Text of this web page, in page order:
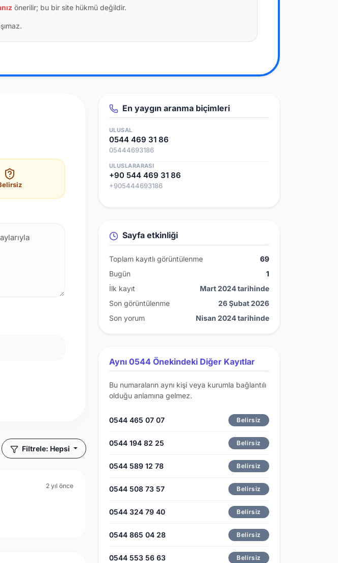
önerilir; bu bir site hükmü değildir.
Filtrele: Hepsi
2 yıl önce
En yaygın aranma biçimleri
ULUSAL
0544 469 31 86
05444693186
ULUSLARARASI
+90 544 469 31 86
+905444693186
Sayfa etkinliği
Toplam kayıtlı görüntülenme
69
Bugün
1
İlk kayıt
Mart 2024 tarihinde
Son görüntülenme
26 Şubat 2026
Son yorum
Nisan 2024 tarihinde
Aynı 0544 Önekindeki Diğer Kayıtlar
Bu numaraların aynı kişi veya kurumla bağlantılı
olduğu anlamına gelmez.
0544 465 07 07 Belirsiz
0544 194 82 25 Belirsiz
0544 589 12 78 Belirsiz
0544 508 73 57 Belirsiz
0544 324 79 40 Belirsiz
0544 865 04 28 Belirsiz
0544 553 56 63 Belirsiz